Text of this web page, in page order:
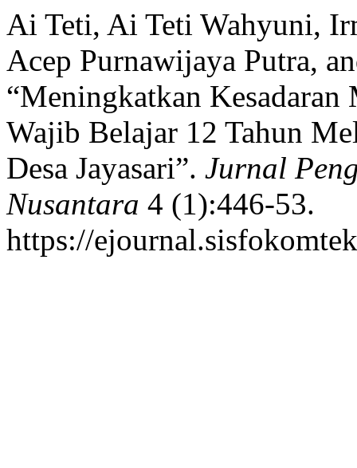
Ai Teti, Ai Teti Wahyuni,
Acep Purnawijaya Putra,
“Meningkatkan Kesadaran
Wajib Belajar 12 Tahun
Desa Jayasari”. Jurnal
Nusantara 4 (1):446-53.
https://